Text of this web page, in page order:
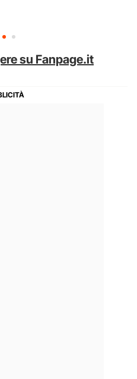
su Fanpage.it